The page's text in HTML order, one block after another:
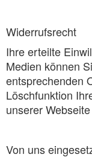
Widerrufsrecht
Ihre erteilte
Medien können
entsprechenden
Löschfunktion
unserer
Von uns